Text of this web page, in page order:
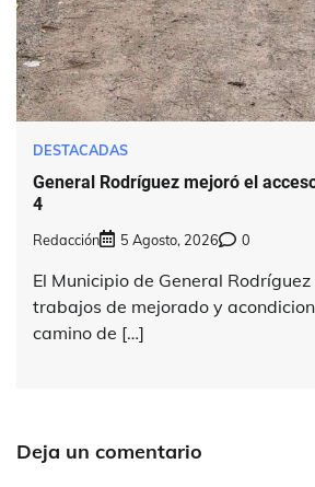
DESTACADAS
General Rodríguez mejoró el
4
Redacción 5 Agosto, 2026 0
El Municipio de General
trabajos de mejorado y
camino de […]
Deja un comentario